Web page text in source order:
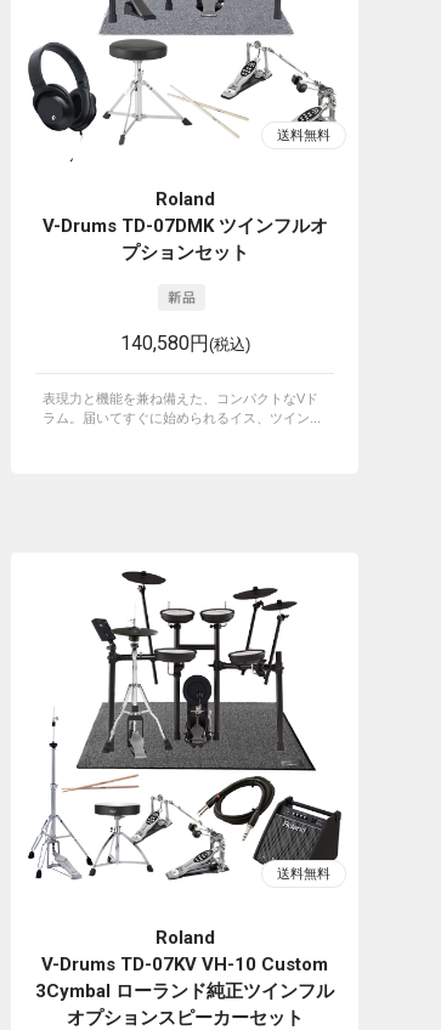
Roland
V-Drums TD-07DMK ツインフルオ
プションセット
140,580円(税込)
表現力と機能を兼ね備えた、コンパクトなVド
ラム。届いてすぐに始められるイス、ツイン...
Roland
V-Drums TD-07KV VH-10 Custom
3Cymbal ローランド純正ツインフル
オプションスピーカーセット